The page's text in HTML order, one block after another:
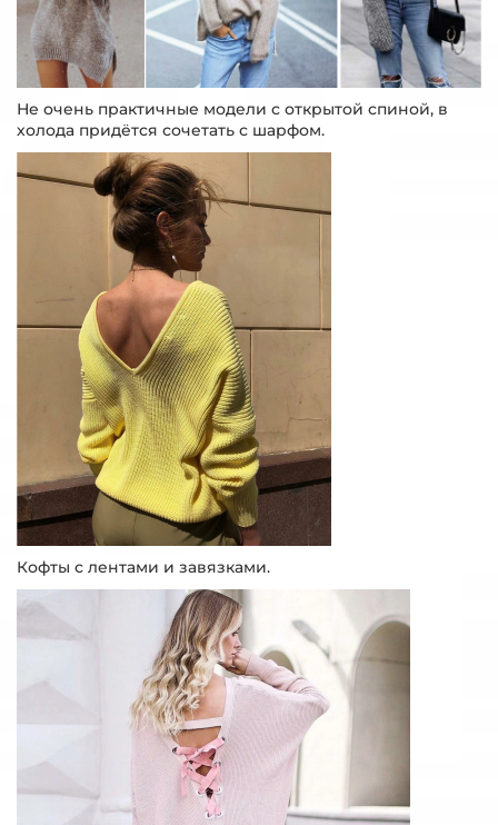
Не очень практичные модели с открытой спиной, в
холода придётся сочетать с шарфом.
Кофты с лентами и завязками.